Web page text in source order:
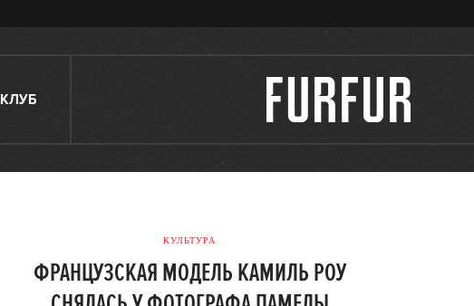
КЛУБ
КУЛЬТУРА
ФРАНЦУЗСКАЯ МОДЕЛЬ КАМИЛЬ РОУ